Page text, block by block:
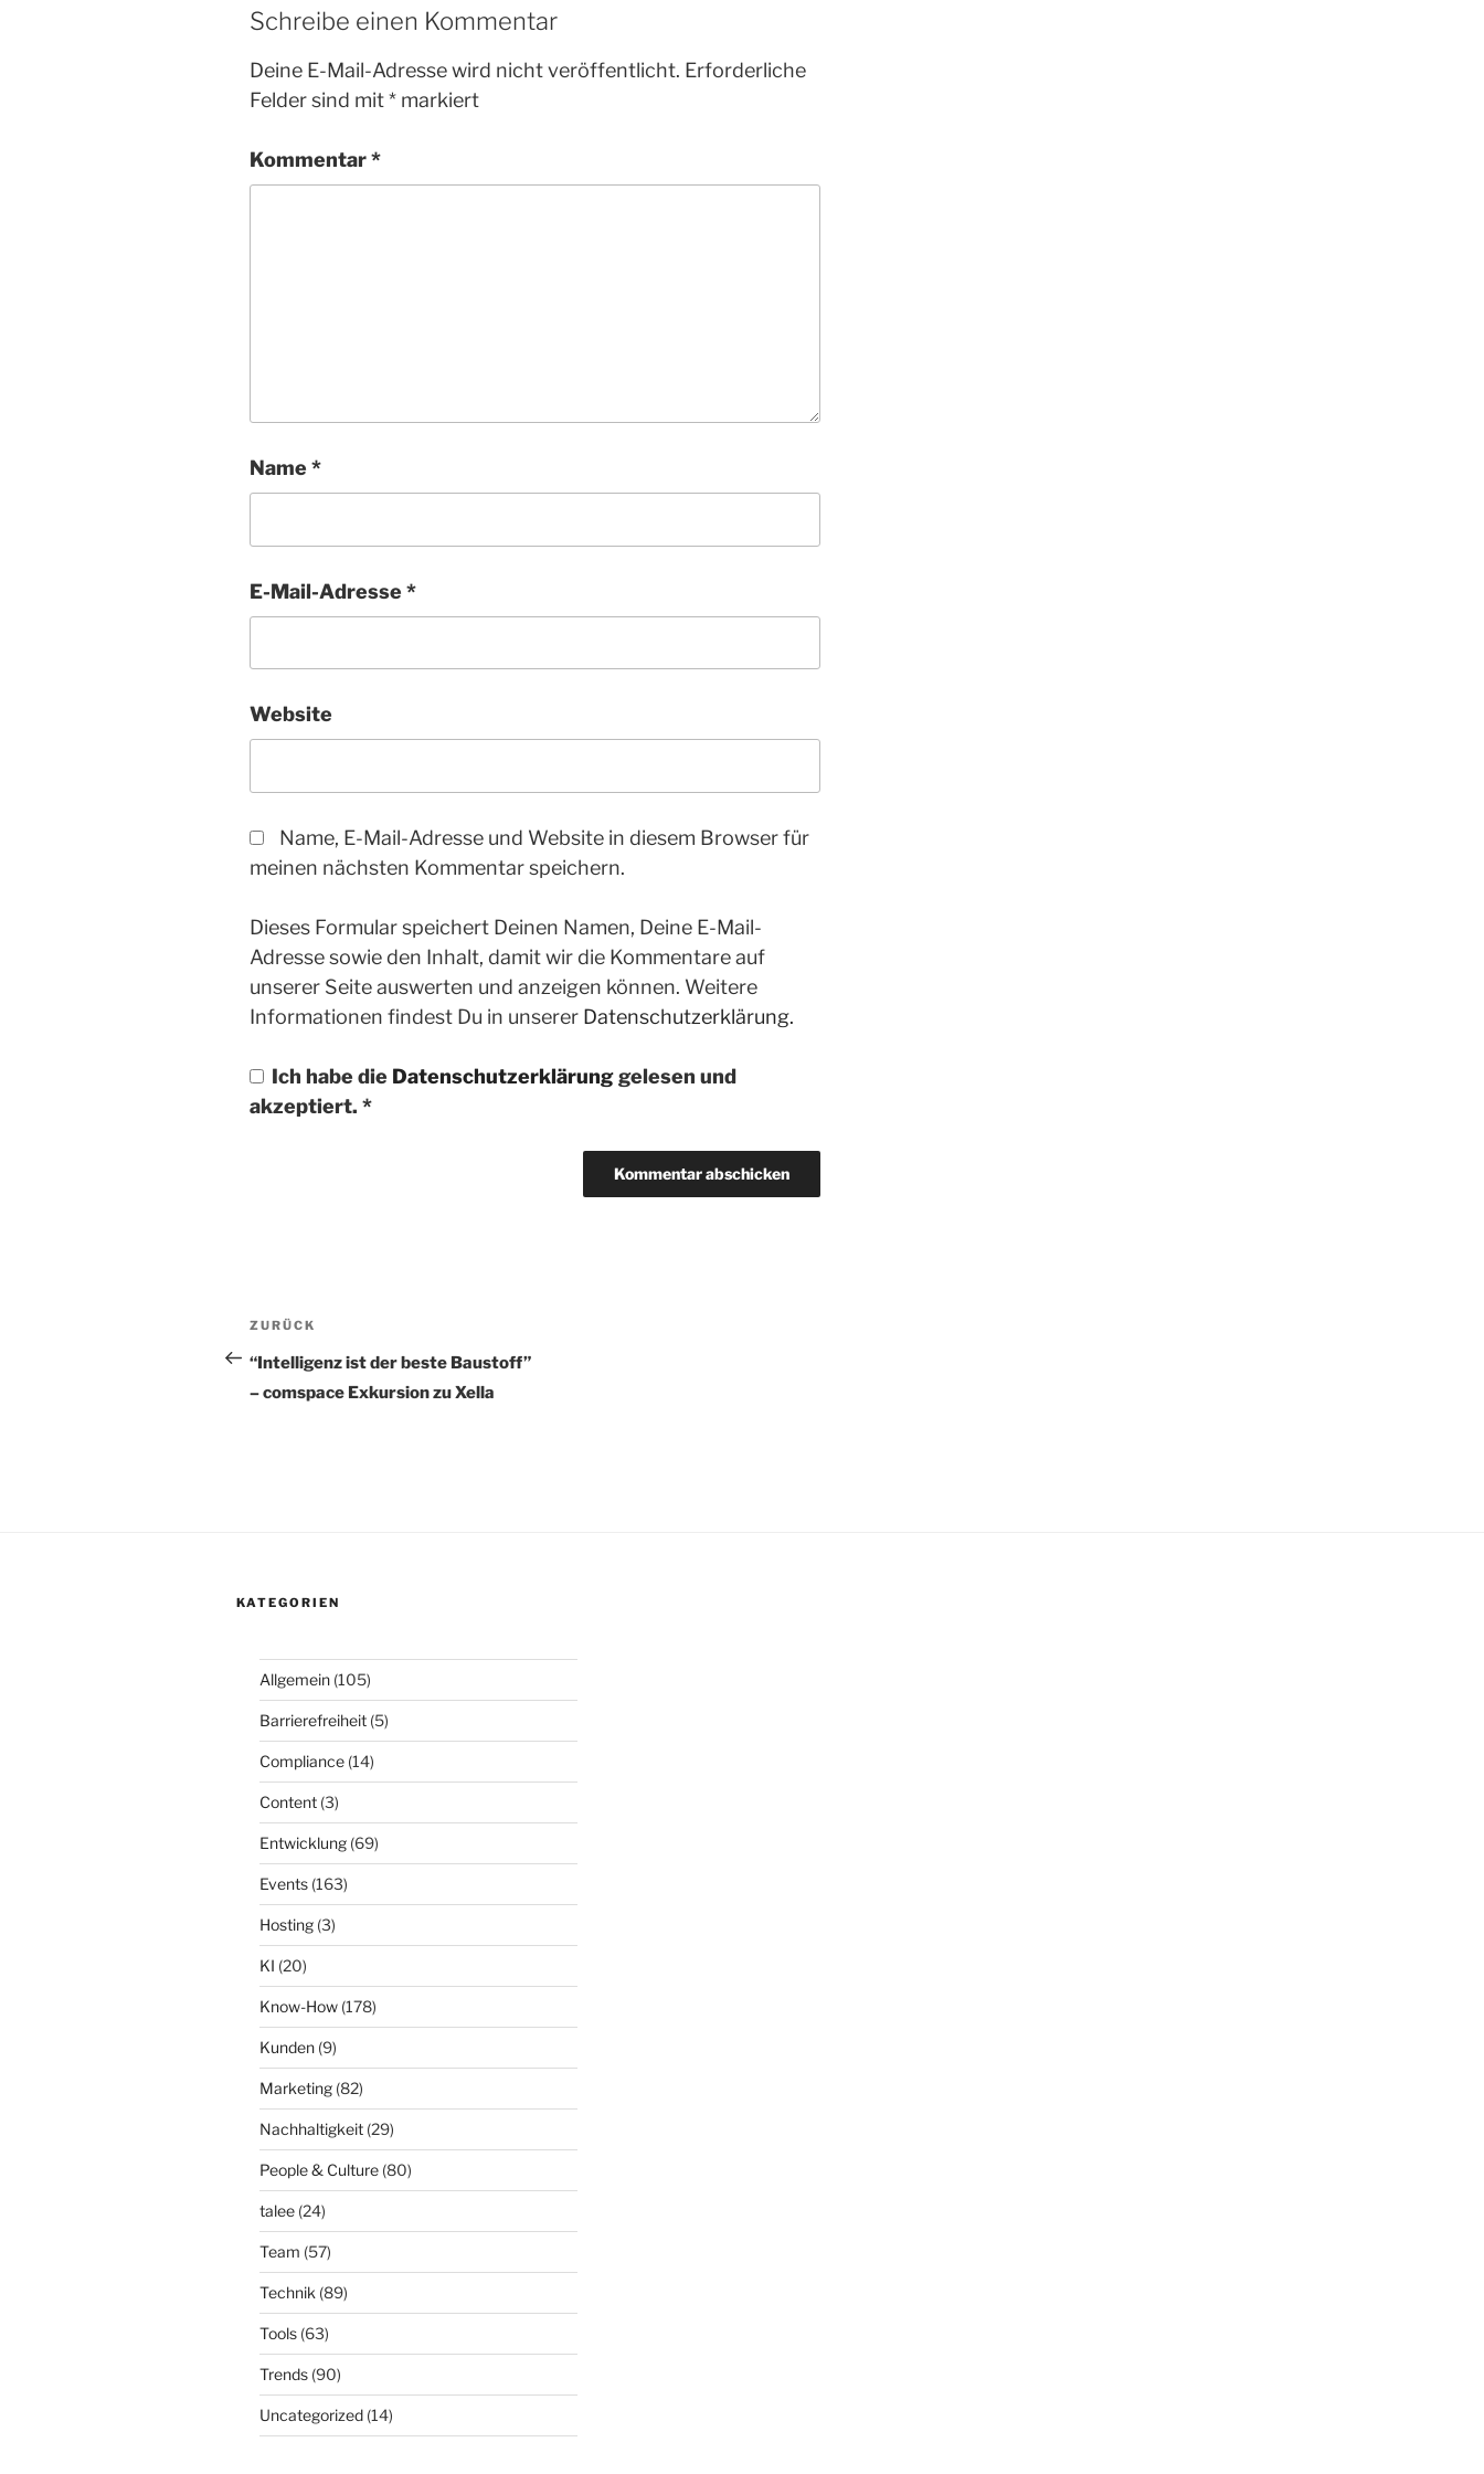
Schreibe einen Kommentar
Deine E-Mail-Adresse wird nicht veröffentlicht. Erforderliche
Felder sind mit* markiert
Kommentar*
Name *
E-Mail-Adresse *
Website
Name, E-Mail-Adresse und Website in diesem Browser für
meinen nächsten Kommentar speichern.
Dieses Formular speichert Deinen Namen, Deine E-Mail-
Adresse sowie den Inhalt, damit wir die Kommentare auf
unserer Seite auswerten und anzeigen können. Weitere
Informationen findest Du in unserer Datenschutzerklärung.
Ich habe die Datenschutzerklärunggelesen und
akzeptiert. *
Beitragsnavigation
Vorheriger
Beitrag
ZURÜCK
“Intelligenz ist der beste Baustoff”
– comspace Exkursion zu Xella
KATEGORIEN
Allgemein (105)
Barrierefreiheit (5)
Compliance (14)
Content (3)
Entwicklung (69)
Events (163)
Hosting (3)
KI (20)
Know-How (178)
Kunden (9)
Marketing (82)
Nachhaltigkeit (29)
People & Culture (80)
talee (24)
Team (57)
Technik (89)
Tools (63)
Trends (90)
Uncategorized (14)